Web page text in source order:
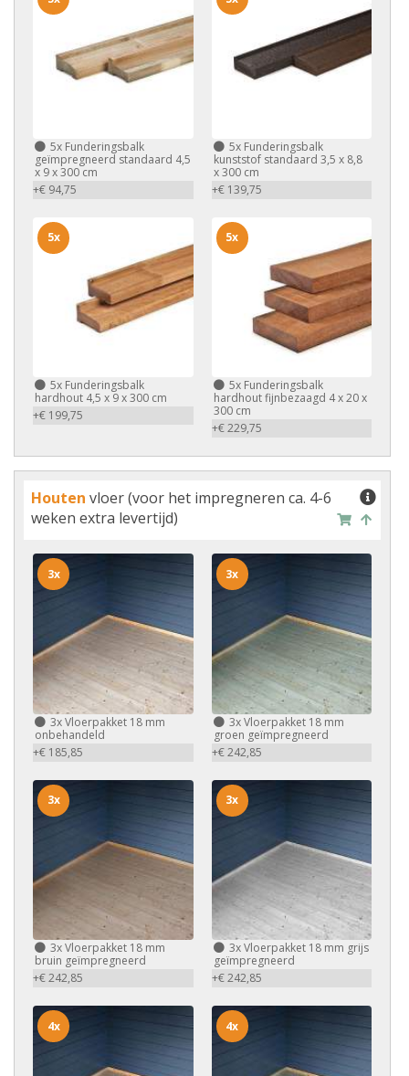
5x Funderingsbalk
geïmpregneerd standaard 4,5
x 9 x 300 cm
+€ 94,75
5xFunderingsbalk
kunststof standaard 3,5 x 8,8
x 300 cm
+€ 139,75
5x Funderingsbalk
hardhout 4,5 x 9 x 300 cm
+€ 199,75
5x
5xFunderingsbalk
hardhout fijnbezaagd 4 x 20 x
300 cm
+€ 229,75
5x
Houten vloer (voor het impregneren ca. 4-6
weken extra levertijd)
3xVloerpakket 18 mm
onbehandeld
+€ 185,85
3x
3xVloerpakket 18 mm
groen geïmpregneerd
+€ 242,85
3x
3xVloerpakket 18 mm
bruin geïmpregneerd
+€ 242,85
3x
3xVloerpakket 18 mm grijs
geïmpregneerd
+€ 242,85
3x
4x 4x